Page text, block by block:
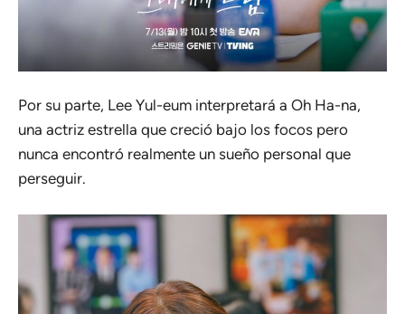
Por su parte, Lee Yul-eum interpretará a Oh Ha-na,
una actriz estrella que creció bajo los focos pero
nunca encontró realmente un sueño personal que
perseguir.